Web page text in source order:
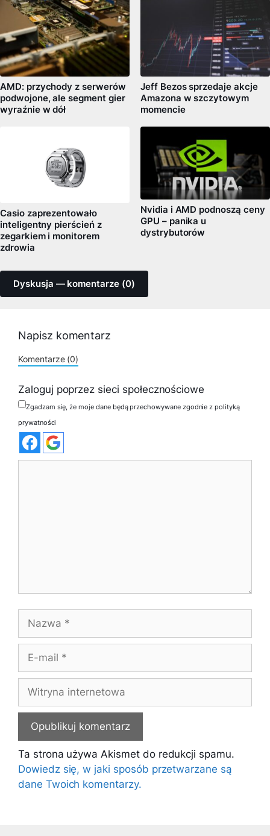
AMD: przychody z serwerów
podwojone, ale segment gier
wyraźnie w dół
Jeff Bezos sprzedaje akcje
Amazona w szczytowym
momencie
Casio zaprezentowało
inteligentny pierścień z
zegarkiem i monitorem
zdrowia
Nvidia i AMD podnoszą ceny
GPU – panika u
dystrybutorów
Dyskusja — komentarze (0)
Napisz komentarz
Komentarze (0)
Zaloguj poprzez sieci społecznościowe
Zgadzam się, że moje dane będą przechowywane zgodnie z polityką
prywatności
mail
internetowa
Ta strona używa Akismet do redukcji spamu.
Dowiedz się, w jaki sposób przetwarzane są
dane Twoich komentarzy.